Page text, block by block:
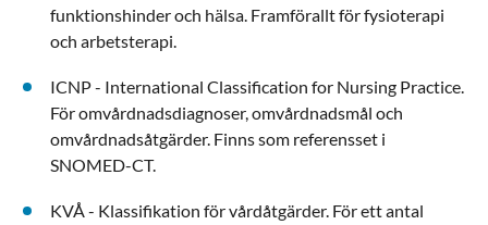
funktionshinder och hälsa. Framförallt för fysioterapi
och arbetsterapi.
ICNP - International Classification for Nursing Practice.
För omvårdnadsdiagnoser, omvårdnadsmål och
omvårdnadsåtgärder. Finns som referensset i
SNOMED-CT.
KVÅ - Klassifikation för vårdåtgärder. För ett antal